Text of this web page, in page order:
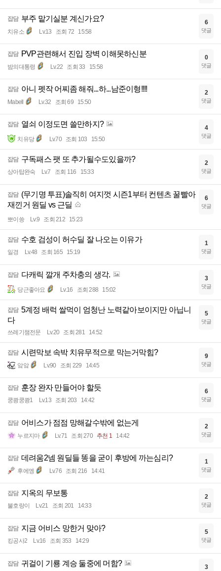
잡담 부주 맡기실분 계신가요?
치유소 Lv.13 조회 72 15:58
6
댓글
잡담 PVP관련해서 진입 장벽 이해못하신분
밤의대통령 Lv.22 조회 33 15:58
0
댓글
잡담 아니 펫작 어찌좀 해줘...하...남준이형!!!!
Mabell Lv.32 조회 69 15:50
2
댓글
잡담 열쇠 이정도면 쓸만하지?
치유당 Lv.70 조회 103 15:50
4
댓글
잡담 구독패스 팻 또 추가될수도있을까?
상아탑완숙 Lv.7 조회 116 15:33
2
댓글
잡담 (무기명 투표)솔직히 여지껏 시즌1부터 컨텐츠 꿀빨아
재낀거 원딜 vs 근딜
뽀이씅 Lv.9 조회 212 15:23
6
댓글
잡담 수호 검성이 허수딜 잘 나오는 이유가
일경 Lv.48 조회 165 15:19
1
댓글
잡담 다캐릭 깔개 주차충의 생각.
당근좋아요 Lv.16 조회 288 15:02
3
댓글
잡담 5계정 배럭 쌀먹이 엄청난 노력같아보이지만 아닙니
다
쓰레기챔전문 Lv.20 조회 281 14:52
5
댓글
잡담 시련막보 속박 치유무적으로 막는거막힘?
앜앜 Lv.90 조회 229 14:45
9
댓글
잡담 훈장 완자 만들어야 할듯
쿵쾅쿵쾅1 Lv.13 조회 203 14:42
6
댓글
잡담 어비스가 점점 망해갈수밖에 없는게
누르지마 Lv.71 조회 270 추천 1 14:42
2
댓글
잡담 데려움2넴 원딜들 똥을 굳이 후방에 까는심리?
후에엥 Lv.76 조회 216 14:41
1
댓글
잡담 지옥의 무보통
불호랑이 Lv.21 조회 201 14:33
2
댓글
잡담 지금 어비스 망한거 맞아?
킹공사2 Lv.16 조회 353 14:29
5
댓글
잡담 귀걸이 기룡 계승 둘중에 머함? 3